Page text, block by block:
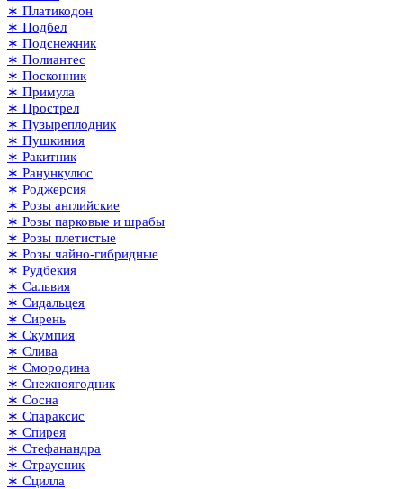
∗ Платикодон
∗ Подбел
∗ Подснежник
∗ Полиантес
∗ Посконник
∗ Примула
∗ Прострел
∗ Пузыреплодник
∗ Пушкиния
∗ Ракитник
∗ Ранункулюс
∗ Роджерсия
∗ Розы английские
∗ Розы парковые и шрабы
∗ Розы плетистые
∗ Розы чайно-гибридные
∗ Рудбекия
∗ Сальвия
∗ Сидальцея
∗ Сирень
∗ Скумпия
∗ Слива
∗ Смородина
∗ Снежноягодник
∗ Сосна
∗ Спараксис
∗ Спирея
∗ Стефанандра
∗ Страусник
∗ Сцилла